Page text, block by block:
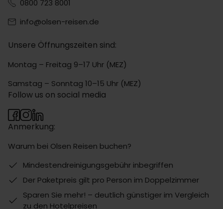
0800 723 8001
info@olsen-reisen.de
Unsere Öffnungszeiten sind:
Montag – Freitag 9–17 Uhr (MEZ)
Samstag – Sonntag 10–15 Uhr (MEZ)
Anmerkung:
Warum bei Olsen Reisen buchen?
Mindestendreinigungsgebühr inbegriffen
Der Paketpreis gilt pro Person im Doppelzimmer
Sparen Sie mehr! – deutlich günstiger im Vergleich
zu den Hotelpreisen
Follow us on social media